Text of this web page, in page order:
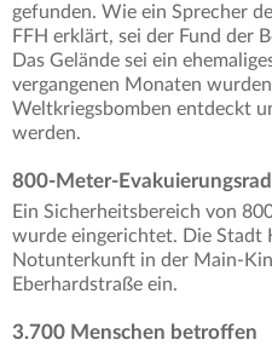
gefunden. Wie ein Sprecher
FFH erklärt, sei der Fund der
Das Gelände sei ein
vergangenen Monaten
Weltkriegsbomben entdeckt
werden.
800-Meter-
Ein Sicherheitsbereich von
wurde eingerichtet. Die Stadt
Notunterkunft in der Main-
Eberhardstraße ein.
3.700 Menschen betroffen